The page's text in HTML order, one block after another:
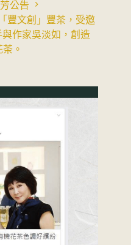
公告
豐文創」豐茶，受邀
作家吳淡如，創造
。